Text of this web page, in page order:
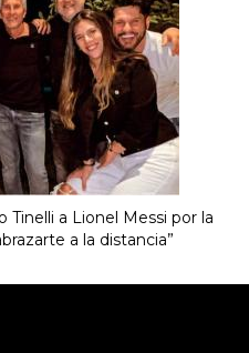
a Lionel Messi por la
a la distancia”